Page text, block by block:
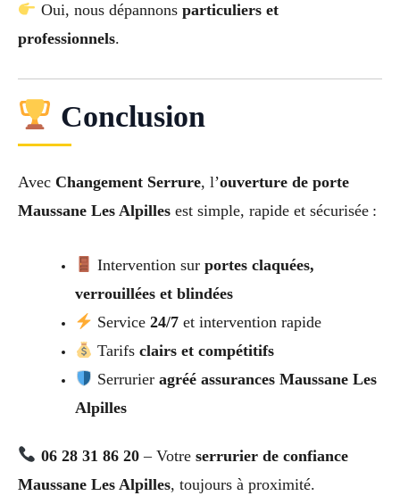
Oui, nous dépannons particuliers et
professionnels.
Conclusion
Avec Changement Serrure, l’ouverture de porte
Maussane Les Alpilles est simple, rapide et sécurisée :
Intervention surportes claquées,
verrouillées et blindées
Service24/7 et intervention rapide
Tarifsclairs et compétitifs
Serrurieragréé assurances Maussane Les
Alpilles
06 28 31 86 20– Votre serrurier de confiance
Maussane Les Alpilles, toujours à proximité.